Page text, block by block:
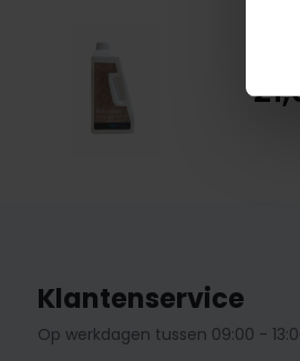
Klantenservice
Op werkdagen tussen 09:00 -